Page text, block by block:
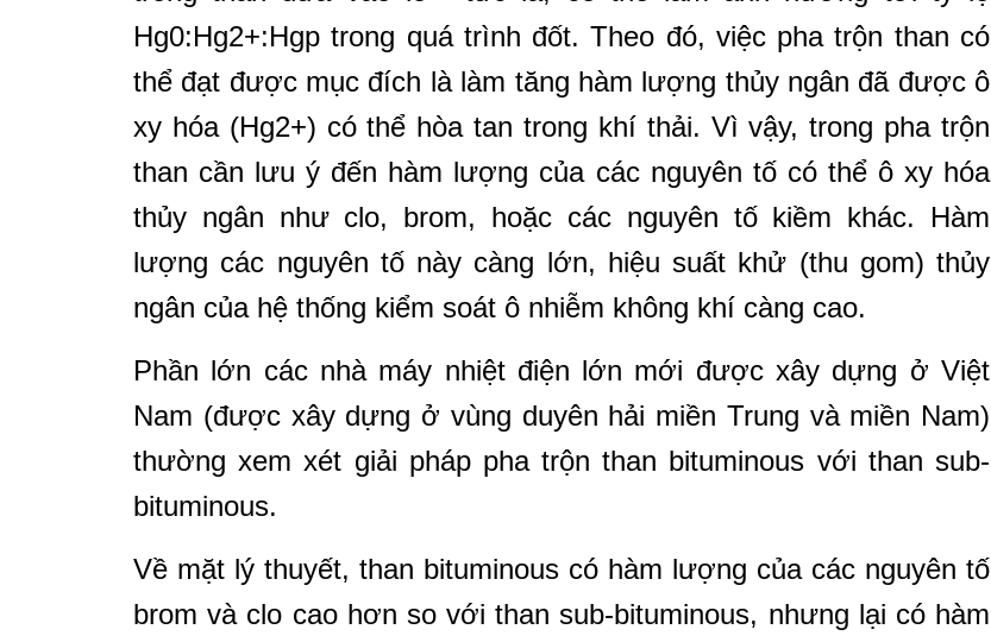
Hg0:Hg2+:Hgp trong quá trình đốt. Theo đó, việc pha trộn than có
thể đạt được mục đích là làm tăng hàm lượng thủy ngân đã được ô
xy hóa (Hg2+) có thể hòa tan trong khí thải. Vì vậy, trong pha trộn
than cần lưu ý đến hàm lượng của các nguyên tố có thể ô xy hóa
thủy ngân như clo, brom, hoặc các nguyên tố kiềm khác. Hàm
lượng các nguyên tố này càng lớn, hiệu suất khử (thu gom) thủy
ngân của hệ thống kiểm soát ô nhiễm không khí càng cao.
Phần lớn các nhà máy nhiệt điện lớn mới được xây dựng ở Việt
Nam (được xây dựng ở vùng duyên hải miền Trung và miền Nam)
thường xem xét giải pháp pha trộn than bituminous với than sub-
bituminous.
Về mặt lý thuyết, than bituminous có hàm lượng của các nguyên tố
brom và clo cao hơn so với than sub-bituminous, nhưng lại có hàm